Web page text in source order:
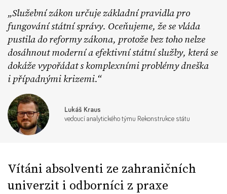
Služební zákon určuje základní pravidla pro
fungování státní správy. Oceňujeme, že se vláda
pustila do reformy zákona, protože bez toho nelze
dosáhnout moderní a efektivní státní služby, která se
dokáže vypořádat s komplexními problémy dneška
i případnými krizemi.
Lukáš Kraus
vedoucí analytického týmu Rekonstrukce státu
Vítáni absolventi ze zahraničních
univerzit i odborníci z praxe